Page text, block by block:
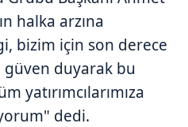
halka arzına
bizim için son derece
güven duyarak bu
yatırımcılarımıza
dedi.